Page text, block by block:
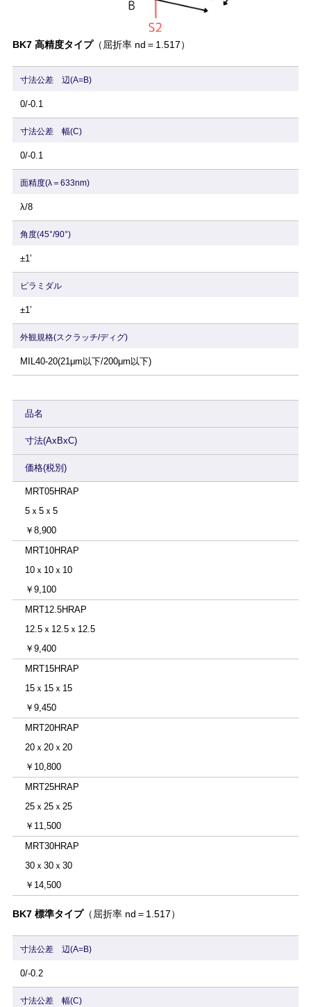
BK7 高精度タイプ（屈折率 nd＝1.517）
寸法公差 辺(A=B)
0/-0.1
寸法公差 幅(C)
0/-0.1
面精度(λ＝633nm)
λ/8
角度(45°/90°)
±1’
ピラミダル
±1’
外観規格(スクラッチ/ディグ)
MIL40-20(21μm以下/200μm以下)
品名
寸法(AxBxC)
価格(税別)
MRT05HRAP
5ｘ5ｘ5
￥8,900
MRT10HRAP
10ｘ10ｘ10
￥9,100
MRT12.5HRAP
12.5ｘ12.5ｘ12.5
￥9,400
MRT15HRAP
15ｘ15ｘ15
￥9,450
MRT20HRAP
20ｘ20ｘ20
￥10,800
MRT25HRAP
25ｘ25ｘ25
￥11,500
MRT30HRAP
30ｘ30ｘ30
￥14,500
BK7 標準タイプ（屈折率 nd＝1.517）
寸法公差 辺(A=B)
0/-0.2
寸法公差 幅(C)